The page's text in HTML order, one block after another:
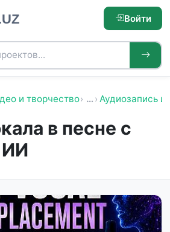
Войти
и творчество … Аудиозапись и
в песне с